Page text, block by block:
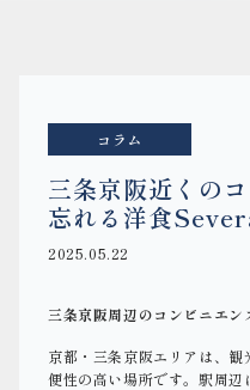
コラム
三条京阪近くの
忘れる洋食
2025.05.22
三条京阪周辺のコンビニエ
京都・三条京阪エリアは、
便性の高い場所です。駅周